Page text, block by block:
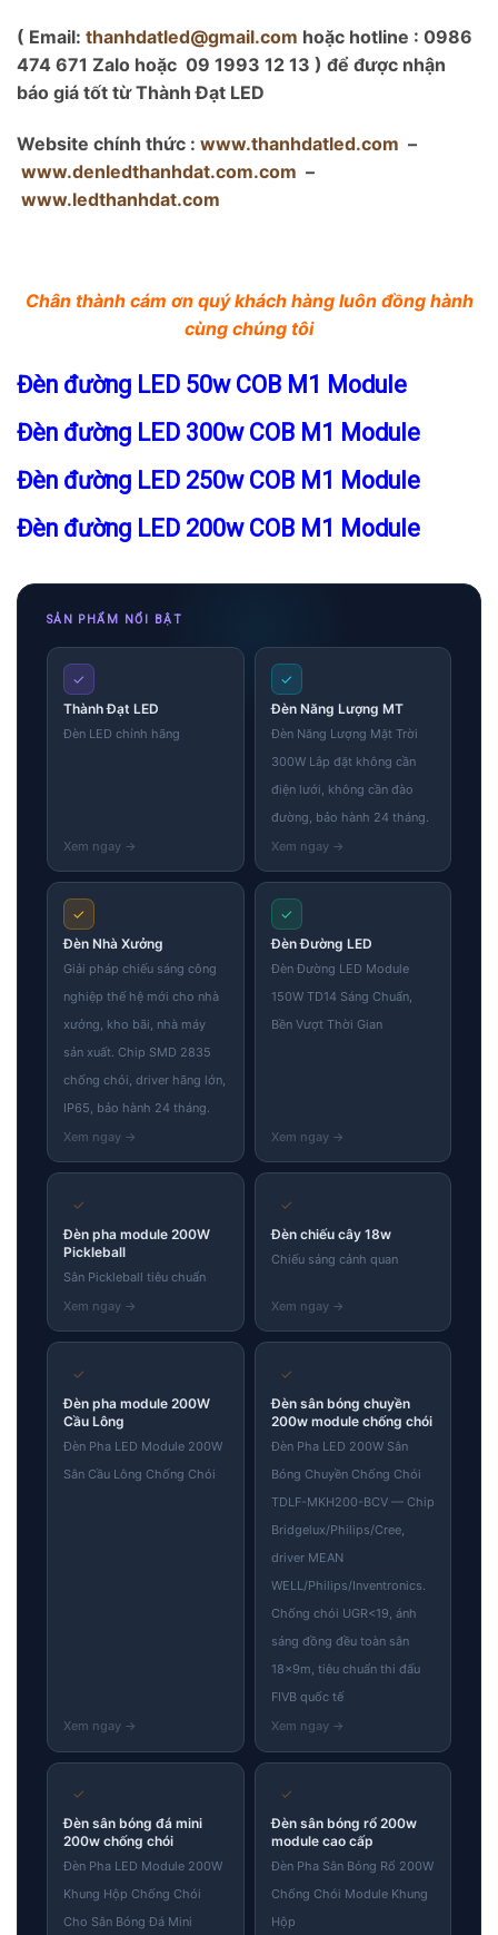
( Email: thanhdatled@gmail.com hoặc hotline : 0986
474 671 Zalo hoặc 09 1993 12 13 ) để được nhận
báo giá tốt từ Thành Đạt LED
Website chính thức : www.thanhdatled.com –
www.denledthanhdat.com.com –
www.ledthanhdat.com
Chân thành cám ơn quý khách hàng luôn đồng hành
cùng chúng tôi
Đèn đường LED 50w COB M1 Module
Đèn đường LED 300w COB M1 Module
Đèn đường LED 250w COB M1 Module
Đèn đường LED 200w COB M1 Module
SẢN PHẨM NỔI BẬT
✓
Thành Đạt LED
Đèn LED chính hãng
✓
Đèn Năng Lượng MT
Đèn Năng Lượng Mặt Trời
300W Lắp đặt không cần
điện lưới, không cần đào
đường, bảo hành 24 tháng.
✓
Đèn Nhà Xưởng
Giải pháp chiếu sáng công
nghiệp thế hệ mới cho nhà
xưởng, kho bãi, nhà máy
sản xuất. Chip SMD 2835
chống chói, driver hãng lớn,
IP65, bảo hành 24 tháng.
✓
Đèn Đường LED
Đèn Đường LED Module
150W TD14 Sáng Chuẩn,
Bền Vượt Thời Gian
✓
Đèn pha module 200W
Pickleball
Sân Pickleball tiêu chuẩn
✓
Đèn chiếu cây 18w
Chiếu sáng cảnh quan
✓
Đèn pha module 200W
Cầu Lông
Đèn Pha LED Module 200W
Sân Cầu Lông Chống Chói
✓
Đèn sân bóng chuyền
200w module chống chói
Đèn Pha LED 200W Sân
Bóng Chuyền Chống Chói
TDLF-MKH200-BCV — Chip
Bridgelux/Philips/Cree,
driver MEAN
WELL/Philips/Inventronics.
Chống chói UGR<19, ánh
sáng đồng đều toàn sân
18×9m, tiêu chuẩn thi đấu
FIVB quốc tế
✓
Đèn sân bóng đá mini
200w chống chói
Đèn Pha LED Module 200W
Khung Hộp Chống Chói
Cho Sân Bóng Đá Mini
✓
Đèn sân bóng rổ 200w
module cao cấp
Đèn Pha Sân Bóng Rổ 200W
Chống Chói Module Khung
Hộp